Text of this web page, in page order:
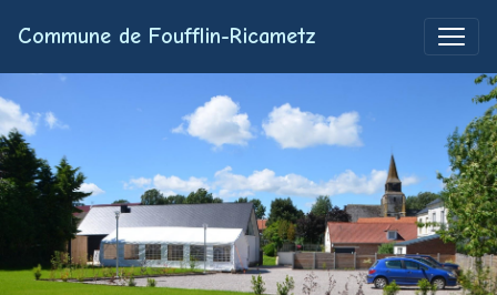
Commune de Foufflin-Ricametz